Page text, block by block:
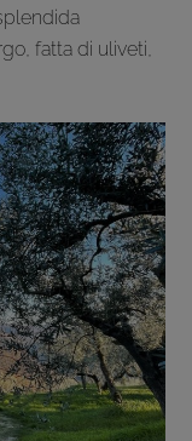
fatta di uliveti,